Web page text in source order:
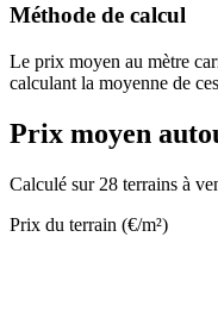
Méthode de calcul
Le prix moyen au mètre
calculant la moyenne de
Prix moyen
Calculé sur 28 terrains à
Prix du terrain (€/m²)